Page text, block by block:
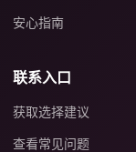
安心指南
联系入口
获取选择建议
查看常见问题